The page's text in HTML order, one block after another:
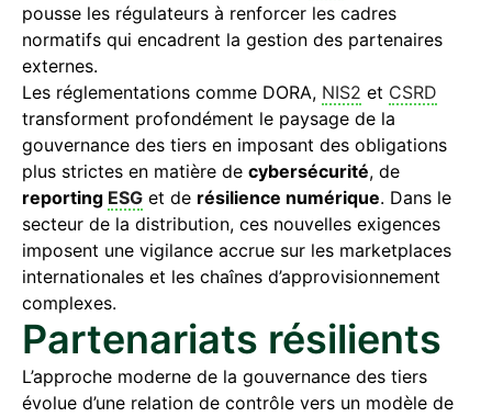
pousse les régulateurs à renforcer les cadres
normatifs qui encadrent la gestion des partenaires
externes.
Les réglementations comme DORA, NIS2 et CSRD
transforment profondément le paysage de la
gouvernance des tiers en imposant des obligations
plus strictes en matière de cybersécurité, de
reporting ESG et de résilience numérique. Dans le
secteur de la distribution, ces nouvelles exigences
imposent une vigilance accrue sur les marketplaces
internationales et les chaînes d’approvisionnement
complexes.
Partenariats résilients
L’approche moderne de la gouvernance des tiers
évolue d’une relation de contrôle vers un modèle de